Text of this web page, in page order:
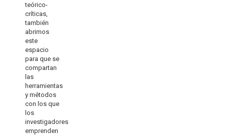
teórico-
críticas,
también
abrimos
este
espacio
para que se
compartan
las
herramientas
y métodos
con los que
los
investigadores
emprenden